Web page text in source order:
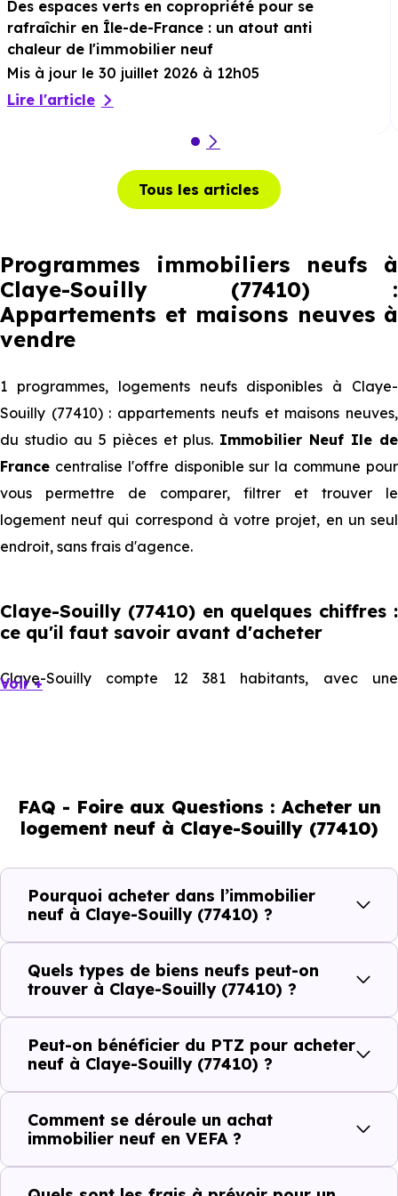
Des espaces verts en copropriété pour se
rafraîchir en Île-de-France : un atout anti
chaleur de l'immobilier neuf
Mis à jour le 30 juillet 2026 à 12h05
Lire l'article
Tous les articles
Programmes immobiliers neufs à
Claye-Souilly (77410) :
Appartements et maisons neuves à
vendre
1 programmes, logements neufs disponibles à Claye-
Souilly (77410) : appartements neufs et maisons neuves,
du studio au 5 pièces et plus. Immobilier Neuf Ile de
France centralise l'offre disponible sur la commune pour
vous permettre de comparer, filtrer et trouver le
logement neuf qui correspond à votre projet, en un seul
endroit, sans frais d'agence.
Claye-Souilly (77410) en quelques chiffres :
ce qu'il faut savoir avant d'acheter
Claye-Souilly compte 12 381 habitants, avec une
seniors, 18.04 % de jeunes et 18.11 % d'enfants. Un profil
démographique qui renseigne directement sur la
demande locative locale et les typologies de biens les
plus recherchées.
Côté cadre de vie, Claye-Souilly (77410) dispose de 61
commerces, 46 professions médicales et 11
établissements scolaires. Des équipements du quotidien
qui constituent autant d'arguments concrets pour habiter
ou investir dans la commune.
Combien coûte un logement à Claye-
Souilly (77410) ?
C'est souvent la première question. Voici les repères de
Voir +
FAQ - Foire aux Questions : Acheter un
logement neuf à Claye-Souilly (77410)
Pourquoi acheter dans l’immobilier
neuf à Claye-Souilly (77410) ?
Quels types de biens neufs peut-on
trouver à Claye-Souilly (77410) ?
Peut-on bénéficier du PTZ pour acheter
neuf à Claye-Souilly (77410) ?
Comment se déroule un achat
immobilier neuf en VEFA ?